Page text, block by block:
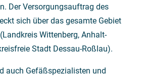
Der Versorgungsauftrag des
sich über das gesamte Gebiet
Wit­tenberg, Anhalt-
Stadt Dessau-Roß­lau).
auch Gefäßspezialisten und